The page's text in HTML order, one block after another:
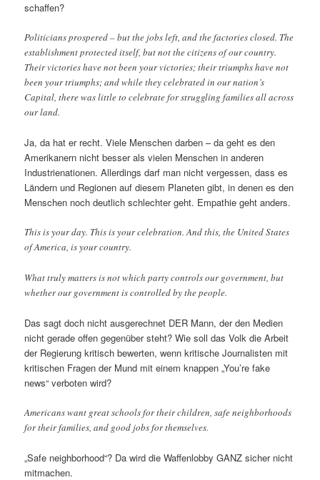
schaffen?
Politicians prospered – but the jobs left, and the factories closed. The
establishment protected itself, but not the citizens of our country.
Their victories have not been your victories; their triumphs have not
been your triumphs; and while they celebrated in our nation’s
Capital, there was little to celebrate for struggling families all across
our land.
Ja, da hat er recht. Viele Menschen darben – da geht es den
Amerikanern nicht besser als vielen Menschen in anderen
Industrienationen. Allerdings darf man nicht vergessen, dass es
Ländern und Regionen auf diesem Planeten gibt, in denen es den
Menschen noch deutlich schlechter geht. Empathie geht anders.
This is your day. This is your celebration. And this, the United States
of America, is your country.
What truly matters is not which party controls our government, but
whether our government is controlled by the people.
Das sagt doch nicht ausgerechnet DER Mann, der den Medien
nicht gerade offen gegenüber steht? Wie soll das Volk die Arbeit
der Regierung kritisch bewerten, wenn kritische Journalisten mit
kritischen Fragen der Mund mit einem knappen „You’re fake
news“ verboten wird?
Americans want great schools for their children, safe neighborhoods
for their families, and good jobs for themselves.
„Safe neighborhood“? Da wird die Waffenlobby GANZ sicher nicht
mitmachen.